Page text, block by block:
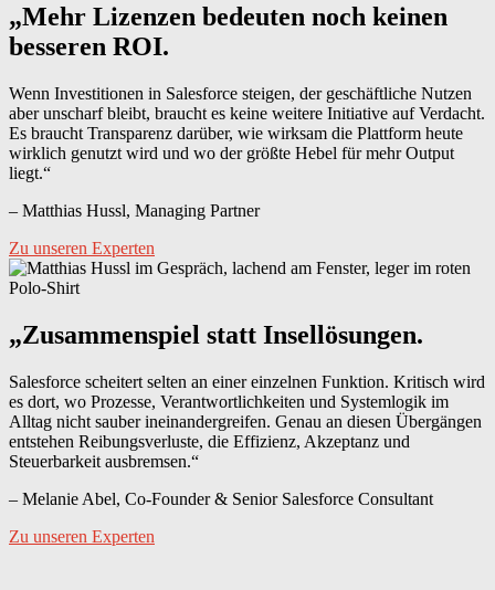
„Mehr Lizenzen bedeuten noch keinen
besseren ROI.
Wenn Investitionen in Salesforce steigen, der geschäftliche Nutzen
aber unscharf bleibt, braucht es keine weitere Initiative auf Verdacht.
Es braucht Transparenz darüber, wie wirksam die Plattform heute
wirklich genutzt wird und wo der größte Hebel für mehr Output
liegt.“
– Matthias Hussl, Managing Partner
Zu unseren Experten
„Zusammenspiel statt Insellösungen.
Salesforce scheitert selten an einer einzelnen Funktion. Kritisch wird
es dort, wo Prozesse, Verantwortlichkeiten und Systemlogik im
Alltag nicht sauber ineinandergreifen. Genau an diesen Übergängen
entstehen Reibungsverluste, die Effizienz, Akzeptanz und
Steuerbarkeit ausbremsen.“
– Melanie Abel, Co-Founder & Senior Salesforce Consultant
Zu unseren Experten